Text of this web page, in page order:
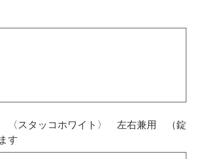
スタッコホワイト〉 左右兼用 （錠
す